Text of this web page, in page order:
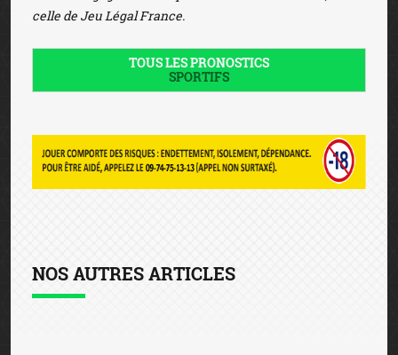
celle de Jeu Légal France.
TOUS LES PRONOSTICS
SPORTIFS
NOS AUTRES ARTICLES